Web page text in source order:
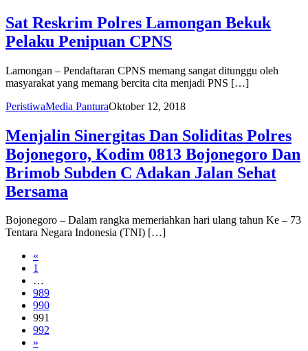
Sat Reskrim Polres Lamongan Bekuk
Pelaku Penipuan CPNS
Lamongan – Pendaftaran CPNS memang sangat ditunggu oleh
masyarakat yang memang bercita cita menjadi PNS […]
PeristiwaMedia PanturaOktober 12, 2018
Menjalin Sinergitas Dan Soliditas Polres
Bojonegoro, Kodim 0813 Bojonegoro Dan
Brimob Subden C Adakan Jalan Sehat
Bersama
Bojonegoro – Dalam rangka memeriahkan hari ulang tahun Ke – 73
Tentara Negara Indonesia (TNI) […]
«
1
…
989
990
991
992
»